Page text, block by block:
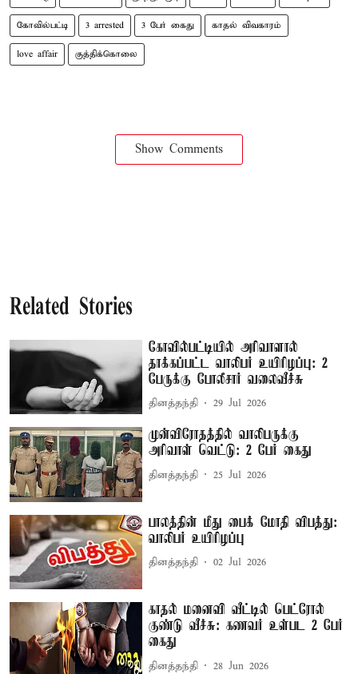
கோவில்பட்டி 3 arrested 3 பேர் கைது காதல் விவகாரம்
love affair குத்திக்கொலை
Show Comments
Related Stories
கோவில்பட்டியில் அரிவாளால்
தாக்கப்பட்ட வாலிபர் உயிரிழப்பு: 2
பேருக்கு போலீசார் வலைவீச்சு
தினத்தந்தி 29 Jul 2026
முன்விரோதத்தில் வாலிபருக்கு
அரிவாள் வெட்டு: 2 பேர் கைது
தினத்தந்தி 25 Jul 2026
பாலத்தின் மீது பைக் மோதி விபத்து:
வாலிபர் உயிரிழப்பு
தினத்தந்தி 02 Jul 2026
காதல் மனைவி வீட்டில் பெட்ரோல்
குண்டு வீச்சு: கணவர் உள்பட 2 பேர்
கைது
தினத்தந்தி 28 Jun 2026